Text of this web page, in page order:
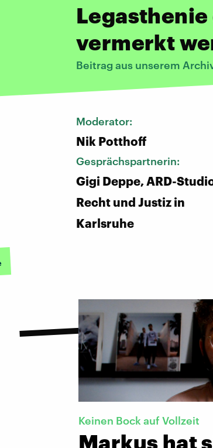
vermerkt
Beitrag aus unserem
Moderator:
Nik Potthoff
Gesprächspartnerin:
Gigi Deppe, ARD-
Recht und Justiz in
Karlsruhe
Keinen Bock auf Vollzeit
Markus hat